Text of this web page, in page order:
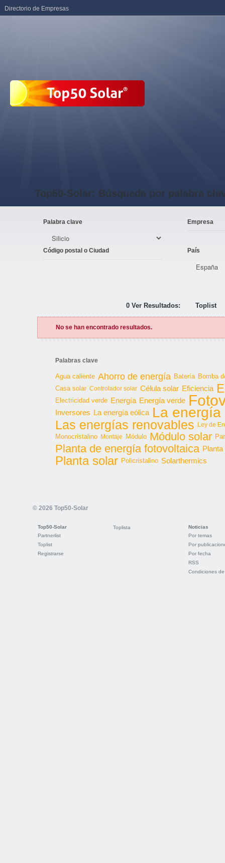
Top50-Solar: Búsqueda por palabra
Palabra clave Empresa
Código postal o Ciudad País
0 Ver Resultados: Toplist
No se han encontrado resultados.
Palabras clave
Agua caliente Ahorro de energía Batería Bomba
Casa solar Controlador solar Célula solar Eficiencia
Electricidad verde Energía Energía verde
Inversores La energía eólica La energía
Las energías renovables Ley de
Monocristalino Montaje Módulo Módulo solar
Planta de energía fotovoltaica
Planta solar Policristalino Solarthermics
© 2026 Top50-Solar
Top50-Solar
Partnerlist
Toplist
Registrarse
Toplista
Noticias
Por temas
Por
Por fecha
RSS
Condiciones
Directorio de Empresas